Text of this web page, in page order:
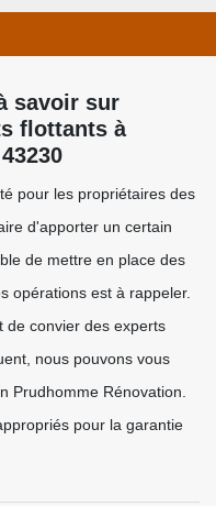
savoir sur
flottants à
pour les propriétaires des
d'apporter un certain
de mettre en place des
opérations est à rappeler.
de convier des experts
nous pouvons vous
Prudhomme Rénovation.
pour la garantie